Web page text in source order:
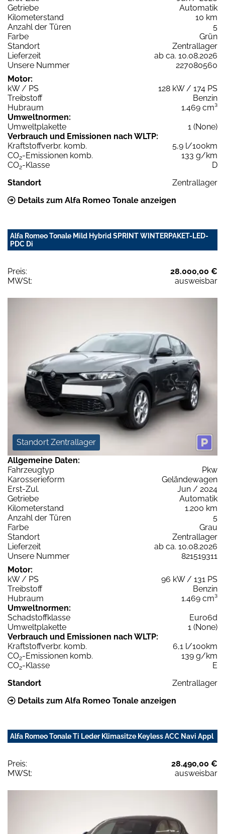
Getriebe
Automatik
Kilometerstand
10 km
Anzahl der Türen
5
Farbe
Grün
Standort
Zentrallager
Lieferzeit
ab ca. 10.08.2026
Unsere Nummer
227080560
Motor:
kW / PS
128 kW / 174 PS
Treibstoff
Benzin
Hubraum
1.469 cm³
Umweltnormen:
Umweltplakette
1 (None)
Verbrauch und Emissionen nach WLTP:
Kraftstoffverbr. komb.
5,9 l/100km
CO2-Emissionen komb.
133 g/km
CO2-Klasse
D
Standort
Zentrallager
Details zum Alfa Romeo Tonale anzeigen
Alfa Romeo Tonale Mild Hybrid SPRINT WINTERPAKET-LED-
PDC Di
Preis:
28.000,00 €
MWSt:
ausweisbar
Standort Zentrallager
Allgemeine Daten:
Fahrzeugtyp
Pkw
Karosserieform
Geländewagen
Erst-Zul.
Jun / 2024
Getriebe
Automatik
Kilometerstand
1.200 km
Anzahl der Türen
5
Farbe
Grau
Standort
Zentrallager
Lieferzeit
ab ca. 10.08.2026
Unsere Nummer
821519311
Motor:
kW / PS
96 kW / 131 PS
Treibstoff
Benzin
Hubraum
1.469 cm³
Umweltnormen:
Schadstoffklasse
Euro6d
Umweltplakette
1 (None)
Verbrauch und Emissionen nach WLTP:
Kraftstoffverbr. komb.
6,1 l/100km
CO2-Emissionen komb.
139 g/km
CO2-Klasse
E
Standort
Zentrallager
Details zum Alfa Romeo Tonale anzeigen
Alfa Romeo Tonale Ti Leder Klimasitze Keyless ACC Navi Appl
Preis:
28.490,00 €
MWSt:
ausweisbar